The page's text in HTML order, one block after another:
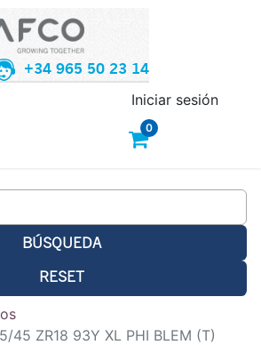
+34 965 50 23 14
0
Iniciar sesión
BÚSQUEDA
RESET
45 ZR18 93Y XL PHI BLEM (T)